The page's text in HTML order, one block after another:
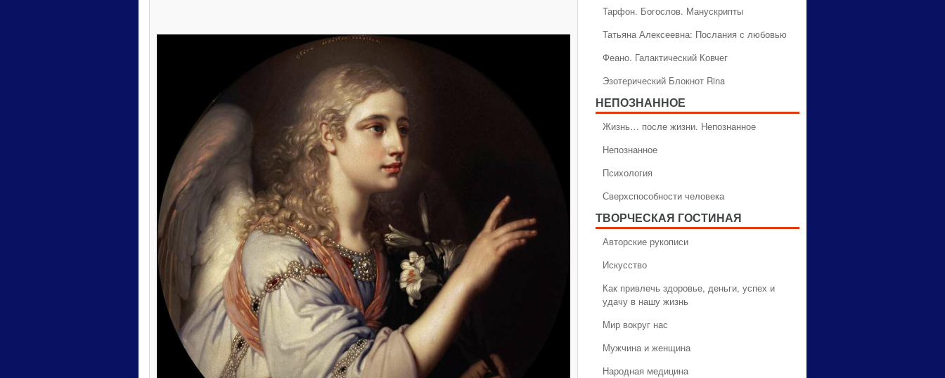
Тарфон. Богослов. Манускрипты
Татьяна Алексеевна: Послания с любовью
Феано. Галактический Ковчег
Эзотерический Блокнот Rina
НЕПОЗНАННОЕ
Жизнь… после жизни. Непознанное
Непознанное
Психология
Сверхспособности человека
ТВОРЧЕСКАЯ ГОСТИНАЯ
Авторские рукописи
Искусство
Как привлечь здоровье, деньги, успех и
удачу в нашу жизнь
Мир вокруг нас
Мужчина и женщина
Народная медицина